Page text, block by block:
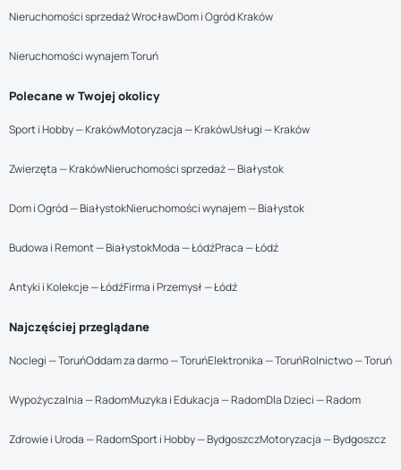
Nieruchomości sprzedaż WrocławDom i Ogród Kraków
Nieruchomości wynajem Toruń
Polecane w Twojej okolicy
Sport i Hobby — KrakówMotoryzacja — KrakówUsługi — Kraków
Zwierzęta — KrakówNieruchomości sprzedaż — Białystok
Dom i Ogród — BiałystokNieruchomości wynajem — Białystok
Budowa i Remont — BiałystokModa — ŁódźPraca — Łódź
Antyki i Kolekcje — ŁódźFirma i Przemysł — Łódź
Najczęściej przeglądane
Noclegi — ToruńOddam za darmo — ToruńElektronika — ToruńRolnictwo — Toruń
Wypożyczalnia — RadomMuzyka i Edukacja — RadomDla Dzieci — Radom
Zdrowie i Uroda — RadomSport i Hobby — BydgoszczMotoryzacja — Bydgoszcz